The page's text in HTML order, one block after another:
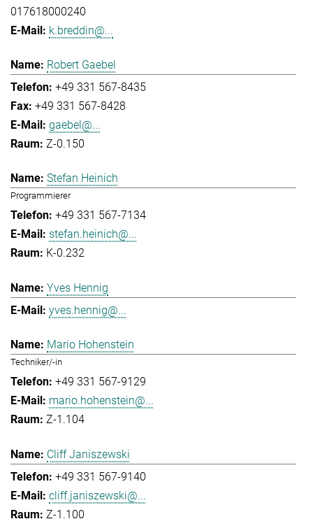
017618000240
k.breddin@...
Robert Gaebel
+49 331 567-8435
+49 331 567-8428
gaebel@...
Z-0.150
Stefan Heinich
Programmierer
+49 331 567-7134
stefan.heinich@...
K-0.232
Yves Hennig
yves.hennig@...
Mario Hohenstein
Techniker/-in
+49 331 567-9129
mario.hohenstein@...
Z-1.104
Cliff Janiszewski
+49 331 567-9140
cliff.janiszewski@...
Z-1.100